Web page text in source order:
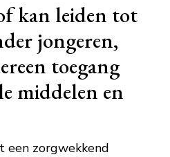
kan leiden tot
jongeren,
toegang
middelen en
een zorgwekkend